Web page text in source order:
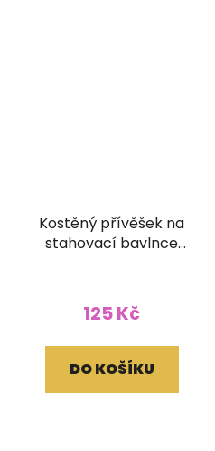
Kostěný přívěšek na
stahovací bavlnce
125 Kč
DO KOŠÍKU